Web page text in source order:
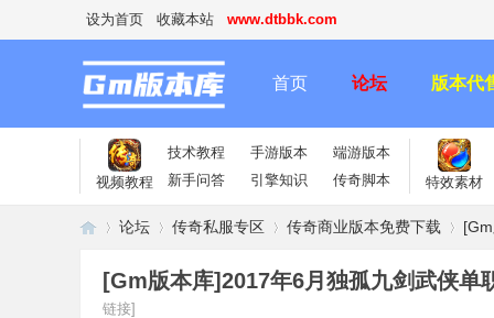
设为首页 收藏本站 www.dtbbk.com
首页 论坛 版本代
视频教程
技术教程 手游版本
端游版本
新手问答
引擎知识 传奇脚本 特效素材
论坛 传奇私服专区 传奇商业版本免费下载
[Gm版本库]2017年6月独孤九剑武侠
链接]